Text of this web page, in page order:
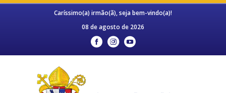
Caríssimo(a) irmão(ã), seja bem-vindo(a)!
08 de agosto de 2026